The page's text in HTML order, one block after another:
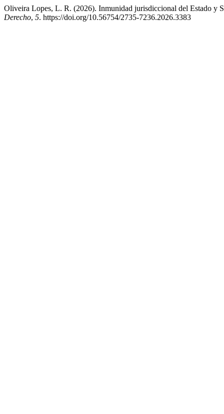
Oliveira Lopes, L. R. (2026). Inmunidad jurisdiccional del Estado y
Derecho, 5. https://doi.org/10.56754/2735-7236.2026.3383